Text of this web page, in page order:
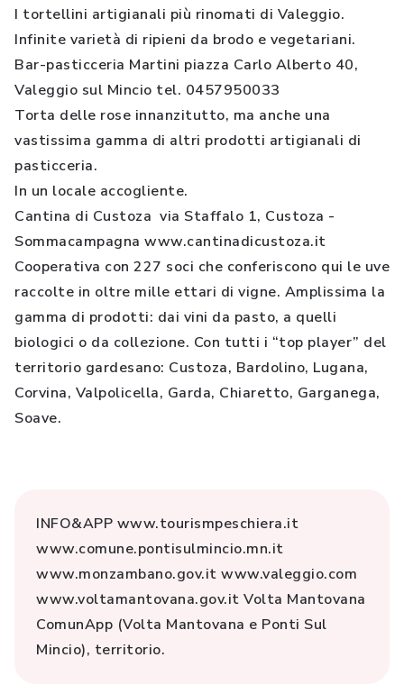
I tortellini artigianali più rinomati di Valeggio.
Infinite varietà di ripieni da brodo e vegetariani.
Bar-pasticceria Martini piazza Carlo Alberto 40,
Valeggio sul Mincio tel. 0457950033
Torta delle rose innanzitutto, ma anche una
vastissima gamma di altri prodotti artigianali di
pasticceria.
In un locale accogliente.
Cantina di Custoza via Staffalo 1, Custoza -
Sommacampagna www.cantinadicustoza.it
Cooperativa con 227 soci che conferiscono qui le uve
raccolte in oltre mille ettari di vigne. Amplissima la
gamma di prodotti: dai vini da pasto, a quelli
biologici o da collezione. Con tutti i “top player” del
territorio gardesano: Custoza, Bardolino, Lugana,
Corvina, Valpolicella, Garda, Chiaretto, Garganega,
Soave.
INFO&APP www.tourismpeschiera.it
www.comune.pontisulmincio.mn.it
www.monzambano.gov.it www.valeggio.com
www.voltamantovana.gov.it Volta Mantovana
ComunApp (Volta Mantovana e Ponti Sul
Mincio), territorio.